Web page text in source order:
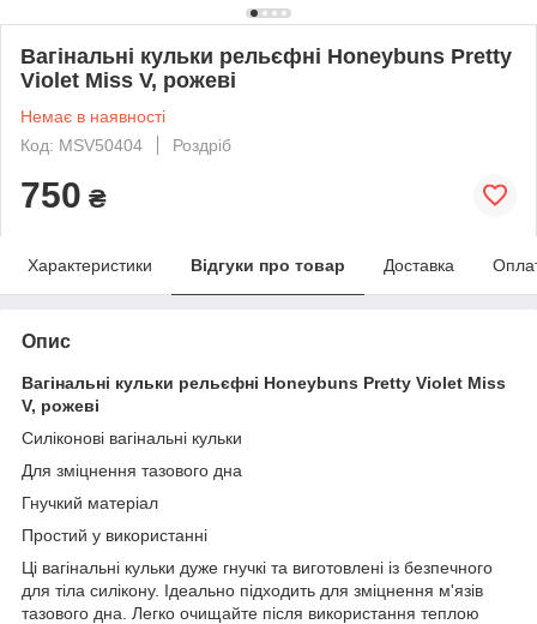
Вагінальні кульки рельєфні Honeybuns Pretty
Violet Miss V, рожеві
Немає в наявності
Код: MSV50404
Роздріб
750 ₴
Характеристики Відгуки про товар Доставка
Опис
Вагінальні кульки рельєфні Honeybuns Pretty Violet Miss
V, рожеві
Силіконові вагінальні кульки
Для зміцнення тазового дна
Гнучкий матеріал
Простий у використанні
Ці вагінальні кульки дуже гнучкі та виготовлені із безпечного
для тіла силікону. Ідеально підходить для зміцнення м'язів
тазового дна. Легко очищайте після використання теплою